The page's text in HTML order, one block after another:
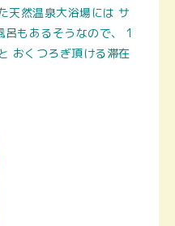
天然温泉大浴場には サ
もあるそうなので、 1
おくつろぎ頂ける滞在